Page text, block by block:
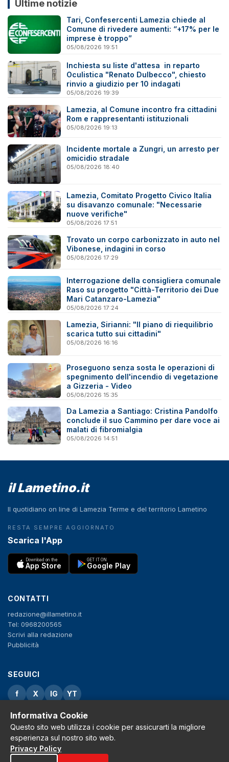
Ultime notizie
Tari, Confesercenti Lamezia chiede al
Comune di rivedere aumenti: “+17% per le
imprese è troppo”
05/08/2026 19:51
Inchiesta su liste d'attesa in reparto
Oculistica "Renato Dulbecco", chiesto
rinvio a giudizio per 10 indagati
05/08/2026 19:39
Lamezia, al Comune incontro fra cittadini
Rom e rappresentanti istituzionali
05/08/2026 19:13
Incidente mortale a Zungri, un arresto per
omicidio stradale
05/08/2026 18:40
Lamezia, Comitato Progetto Civico Italia
su disavanzo comunale: "Necessarie
nuove verifiche"
05/08/2026 17:51
Trovato un corpo carbonizzato in auto nel
Vibonese, indagini in corso
05/08/2026 17:29
Interrogazione della consigliera comunale
Raso su progetto "Città-Territorio dei Due
Mari Catanzaro-Lamezia"
05/08/2026 17:24
Lamezia, Sirianni: "Il piano di riequilibrio
scarica tutto sui cittadini"
05/08/2026 16:16
Proseguono senza sosta le operazioni di
spegnimento dell'incendio di vegetazione
a Gizzeria - Video
05/08/2026 15:35
Da Lamezia a Santiago: Cristina Pandolfo
conclude il suo Cammino per dare voce ai
malati di fibromialgia
05/08/2026 14:51
il Lametino.it
Il quotidiano on line di Lamezia Terme e del territorio Lametino
RESTA SEMPRE AGGIORNATO
Scarica l'App
Download on the
App Store
GET IT ON
Google Play
CONTATTI
redazione@illametino.it
Tel: 0968200565
Scrivi alla redazione
Pubblicità
SEGUICI
f X IG YT
Privacy Policy
Cookie Policy
Note legali
La Redazione
Informativa Cookie
Questo sito web utilizza i cookie per assicurarti la migliore
esperienza sul nostro sito web.
Privacy Policy